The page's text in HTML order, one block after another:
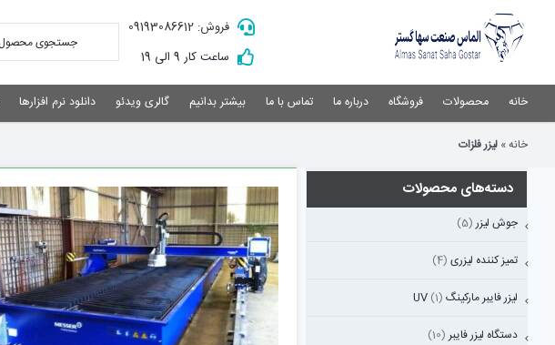
content
فروش: 09193086612
ساعت کار 9 الی 19
خانه محصولات فروشگاه درباره ما تماس با ما بیشتر بدانیم گالری ویدئو دانلود نرم افزارها
خانه» لیزر فلزات
دسته‌های محصولات
جوش لیزر (5)
تمیز کننده لیزری (4)
لیزر فایبر مارکینگ UV (1)
دستگاه لیزر فایبر (10)